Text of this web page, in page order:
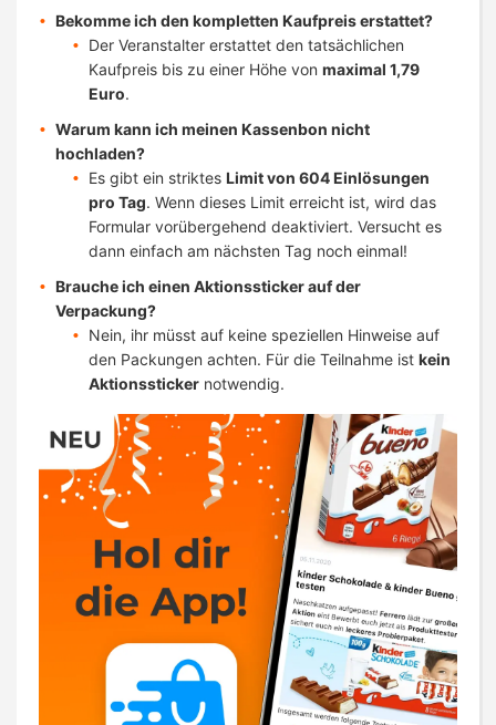
Bekomme ich den kompletten Kaufpreis erstattet?
Der Veranstalter erstattet den tatsächlichen
Kaufpreis bis zu einer Höhe von maximal 1,79
Euro.
Warum kann ich meinen Kassenbon nicht
hochladen?
Es gibt ein striktes Limit von 604 Einlösungen
pro Tag. Wenn dieses Limit erreicht ist, wird das
Formular vorübergehend deaktiviert. Versucht es
dann einfach am nächsten Tag noch einmal!
Brauche ich einen Aktionssticker auf der
Verpackung?
Nein, ihr müsst auf keine speziellen Hinweise auf
den Packungen achten. Für die Teilnahme ist kein
Aktionssticker notwendig.